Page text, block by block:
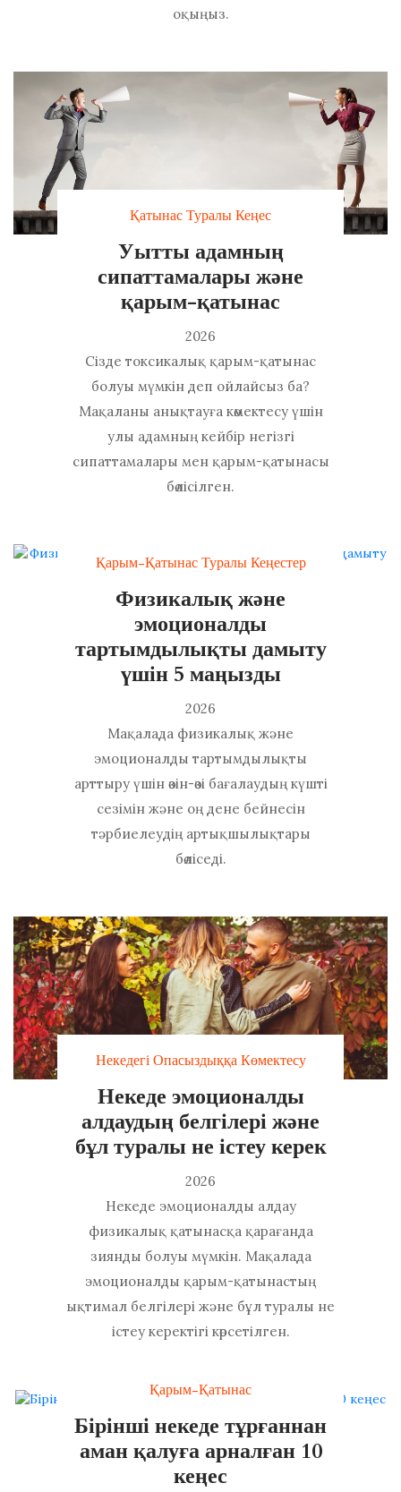
оқыңыз.
Қатынас Туралы Кеңес
Уытты адамның
сипаттамалары және
қарым-қатынас
2026
Сізде токсикалық қарым-қатынас
болуы мүмкін деп ойлайсыз ба?
Мақаланы анықтауға көмектесу үшін
улы адамның кейбір негізгі
сипаттамалары мен қарым-қатынасы
бөлісілген.
Қарым-Қатынас Туралы Кеңестер
Физикалық және
эмоционалды
тартымдылықты дамыту
үшін 5 маңызды
2026
Мақалада физикалық және
эмоционалды тартымдылықты
арттыру үшін өзін-өзі бағалаудың күшті
сезімін және оң дене бейнесін
тәрбиелеудің артықшылықтары
бөліседі.
Некедегі Опасыздыққа Көмектесу
Некеде эмоционалды
алдаудың белгілері және
бұл туралы не істеу керек
2026
Некеде эмоционалды алдау
физикалық қатынасқа қарағанда
зиянды болуы мүмкін. Мақалада
эмоционалды қарым-қатынастың
ықтимал белгілері және бұл туралы не
істеу керектігі көрсетілген.
Қарым-Қатынас
Бірінші некеде тұрғаннан
аман қалуға арналған 10
кеңес